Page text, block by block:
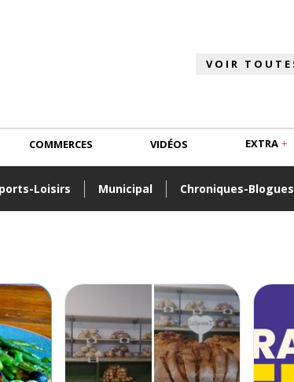
Loisirs Municipal Chroniques-Blogues
COMMERCES VIDÉOS EXTRA